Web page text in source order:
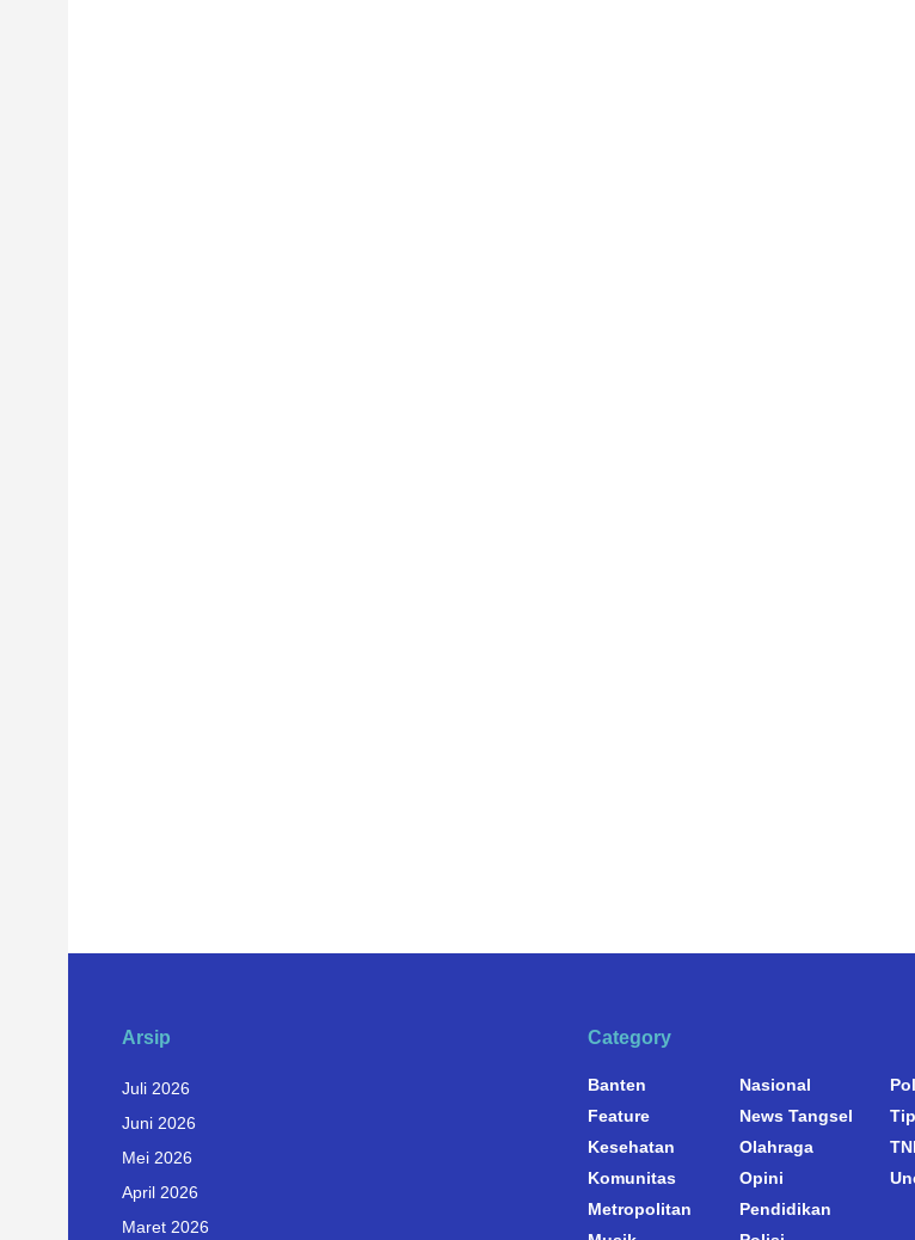
Arsip
Juli 2026
Juni 2026
Mei 2026
April 2026
Maret 2026
Category
Banten
Feature
Kesehatan
Komunitas
Metropolitan
Nasional
News Tangsel
Olahraga
Opini
Pendidikan
TNI